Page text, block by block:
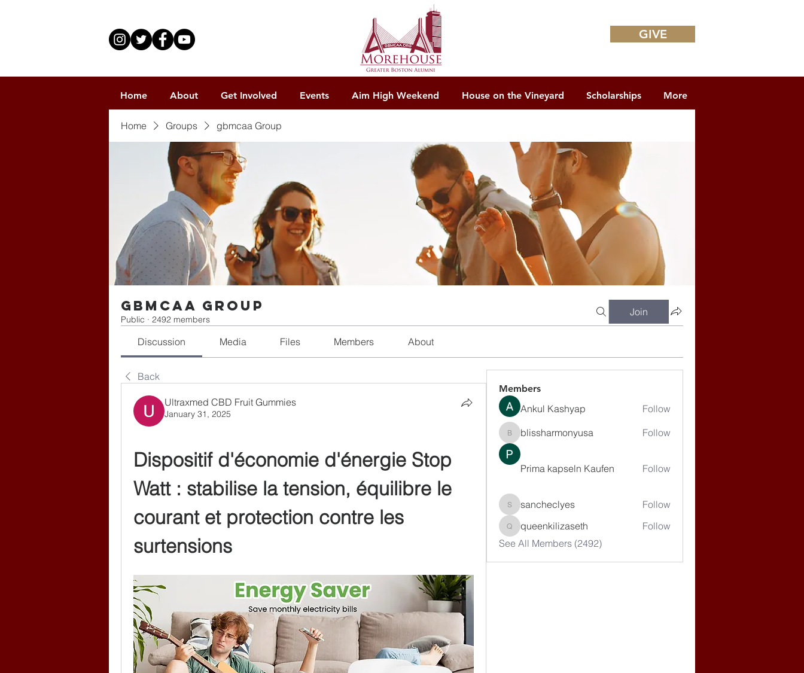
GIVE
Home About Get Involved Events Aim High Weekend House on the Vineyard Scholarships More
Home Groups gbmcaa Group
gbmcaa Group
Public · 2492 members
Join
Discussion Media Files Members About
Back
Ultraxmed CBD Fruit Gummies
January 31, 2025
Dispositif d'économie d'énergie Stop
Watt : stabilise la tension, équilibre le
courant et protection contre les
surtensions
Members
Ankul Kashyap Follow
blissharmonyusa
blissharmonyusa Follow
Prima kapseln Kaufen Follow
sancheclyes
sancheclyes Follow
queenkilizaseth
queenkilizaseth
Follow
See All Members (2492)